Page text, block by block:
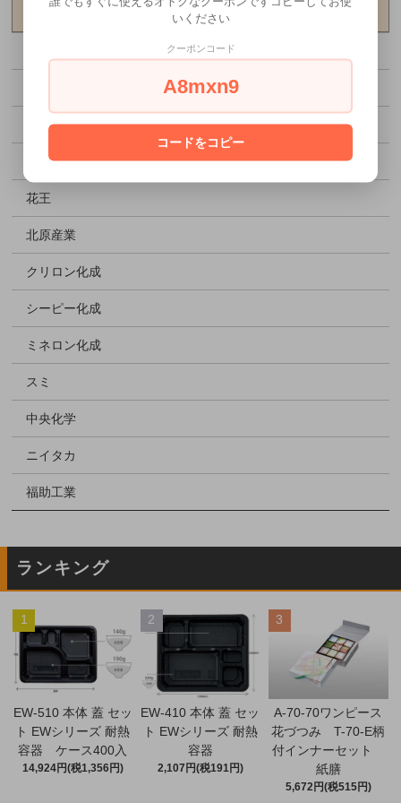
メーカーから探す
エフピコチューパ
大黒工業
花王
北原産業
クリロン化成
シーピー化成
ミネロン化成
スミ
中央化学
ニイタカ
福助工業
ランキング
1
EW-510 本体 蓋 セッ
ト EWシリーズ 耐熱
容器 ケース400入
14,924円(税1,356円)
2
EW-410 本体 蓋 セッ
ト EWシリーズ 耐熱
容器
2,107円(税191円)
3
A-70-70ワンピース
花づつみ T-70-E柄
付インナーセット
紙膳
5,672円(税515円)
いください
クーポンコード
A8mxn9
コードをコピー